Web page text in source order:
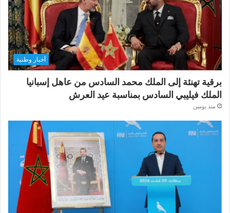
أخبار وطنية
برقية تهنئة إلى الملك محمد السادس من عاهل إسبانيا
الملك فيليبي السادس بمناسبة عيد العرش
منذ يومين